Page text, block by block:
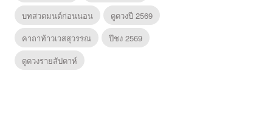
บทสวดมนต์ก่อนนอน
ดูดวงปี 2569
คาถาท้าวเวสสุวรรณ
ปีชง 2569
ดูดวงรายสัปดาห์